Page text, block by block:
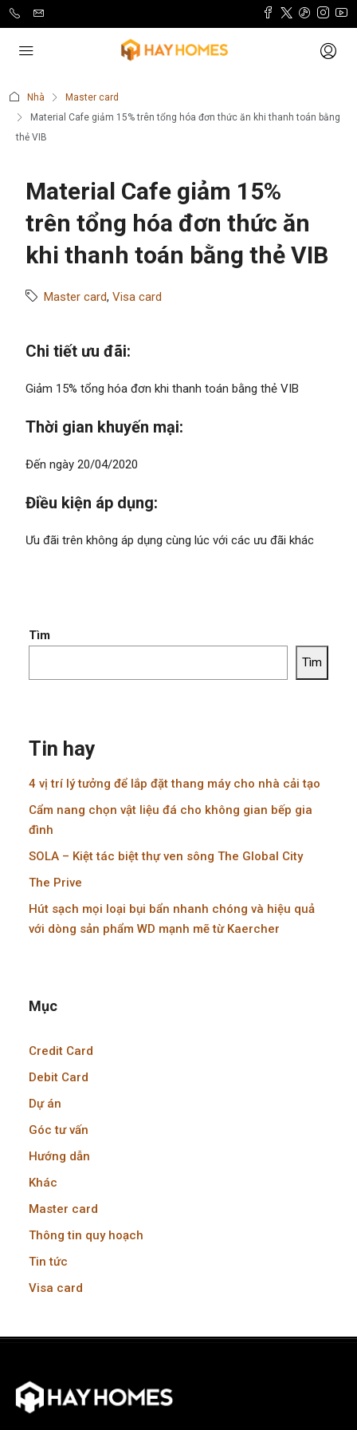
Nhà
Master card
Material Cafe giảm 15% trên tổng hóa đơn thức ăn khi thanh toán bằng
thẻ VIB
Material Cafe giảm 15%
trên tổng hóa đơn thức ăn
khi thanh toán bằng thẻ VIB
Master card, Visa card
Chi tiết ưu đãi:
Giảm 15% tổng hóa đơn khi thanh toán bằng thẻ VIB
Thời gian khuyến mại:
Đến ngày 20/04/2020
Điều kiện áp dụng:
Ưu đãi trên không áp dụng cùng lúc với các ưu đãi khác
Tìm
Tìm
Tin hay
4 vị trí lý tưởng để lắp đặt thang máy cho nhà cải tạo
Cẩm nang chọn vật liệu đá cho không gian bếp gia
đình
SOLA – Kiệt tác biệt thự ven sông The Global City
The Prive
Hút sạch mọi loại bụi bẩn nhanh chóng và hiệu quả
với dòng sản phẩm WD mạnh mẽ từ Kaercher
Mục
Credit Card
Debit Card
Dự án
Góc tư vấn
Hướng dẫn
Khác
Master card
Thông tin quy hoạch
Tin tức
Visa card